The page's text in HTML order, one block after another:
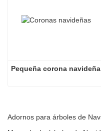
Pequeña corona navideña